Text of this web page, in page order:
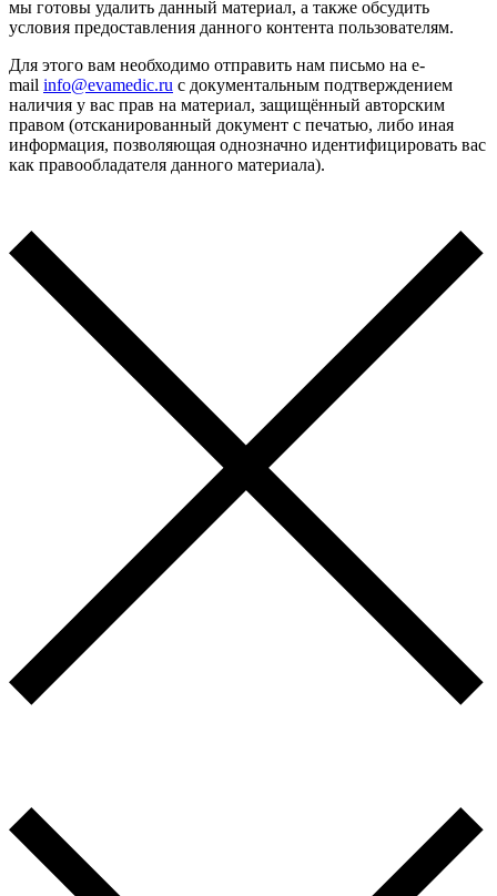
мы готовы удалить данный материал, а также обсудить
условия предоставления данного контента пользователям.
Для этого вам необходимо отправить нам письмо на e-
mail info@evamedic.ru с документальным подтверждением
наличия у вас прав на материал, защищённый авторским
правом (отсканированный документ с печатью, либо иная
информация, позволяющая однозначно идентифицировать вас
как правообладателя данного материала).